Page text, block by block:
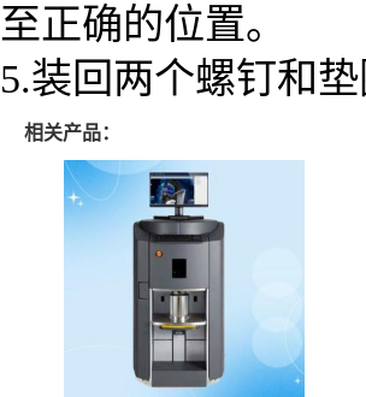
至正确的位置。
5.装回两个螺钉和垫
相关产品：